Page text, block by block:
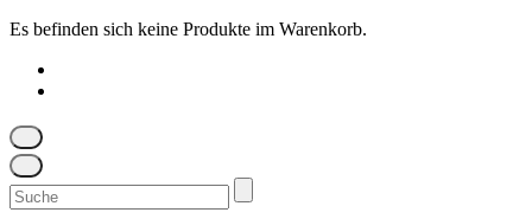
Es befinden sich keine Produkte im Warenkorb.
Suchen
nach: